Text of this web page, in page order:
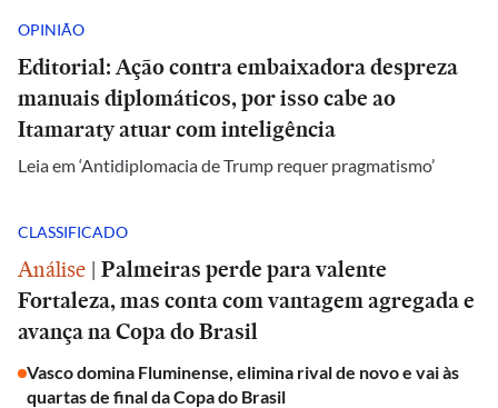
OPINIÃO
Editorial: Ação contra embaixadora despreza
manuais diplomáticos, por isso cabe ao
Itamaraty atuar com inteligência
Leia em ‘Antidiplomacia de Trump requer pragmatismo’
CLASSIFICADO
Análise | Palmeiras perde para valente
Fortaleza, mas conta com vantagem agregada e
avança na Copa do Brasil
Vasco domina Fluminense, elimina rival de novo e vai às
quartas de final da Copa do Brasil